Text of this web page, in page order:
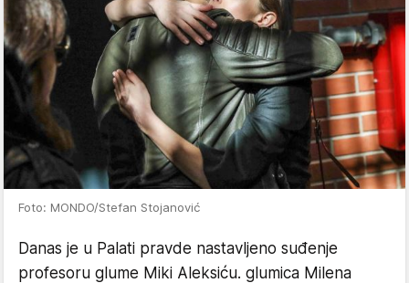
Foto: MONDO/Stefan Stojanović
Danas je u Palati pravde nastavljeno suđenje
profesoru glume Miki Aleksiću. glumica Milena